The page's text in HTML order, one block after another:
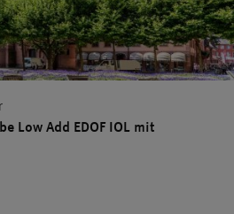
Low Add EDOF IOL mit